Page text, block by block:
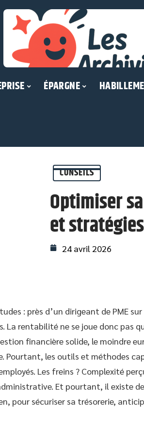
ÉPARGNE
CONSEILS
Optimiser
et
24 avril 2026
: près d’un dirigeant de PME sur
La rentabilité ne se joue donc pas
financière solide, le moindre
Pourtant, les outils et méthodes
Les freins ? Complexité
Et pourtant, il existe
pour sécuriser sa trésorerie,